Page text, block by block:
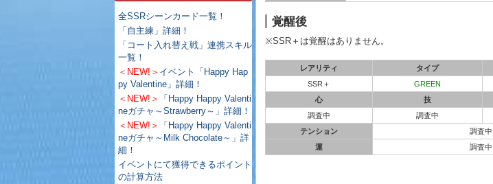
全SSRシーンカード一覧！
「自主練」詳細！
「コート入れ替え戦」連携スキル
一覧！
＜NEW!＞ イベント「Happy Hap
py Valentine」詳細！
＜NEW!＞
「Happy Happy Valenti
neガチャ～Strawberry～」詳細！
＜NEW!＞
「Happy Happy Valenti
neガチャ～Milk Chocolate～」詳
細！
イベントにて獲得できるポイント
の計算方法
覚醒後
※SSR＋は覚醒はありません。
レアリティ タイプ
SSR＋
GREEN
心
技
調査中
調査中
テンション
調査中
運
調査中